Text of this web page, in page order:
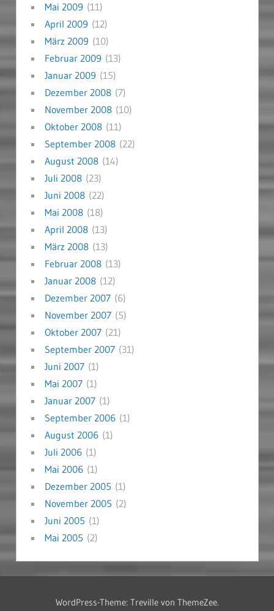
Mai 2009 (11)
April 2009 (12)
März 2009 (10)
Februar 2009 (13)
Januar 2009 (15)
Dezember 2008(7)
November 2008(10)
Oktober 2008(11)
September 2008(22)
August 2008(14)
Juli 2008(23)
Juni 2008(22)
Mai 2008(18)
April 2008(13)
März 2008(13)
Februar 2008(13)
Januar 2008(12)
Dezember 2007(6)
November 2007(5)
Oktober 2007(21)
September 2007(31)
Juni 2007(1)
Mai 2007(1)
Januar 2007(1)
September 2006(1)
August 2006(1)
Juli 2006(1)
Mai 2006(1)
Dezember 2005 (1)
November 2005 (2)
Juni 2005 (1)
Mai 2005 (2)
WordPress-Theme: Treville von ThemeZee.